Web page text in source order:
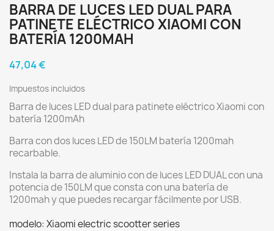
BARRA DE LUCES LED DUAL PARA
PATINETE ELÉCTRICO XIAOMI CON
BATERÍA 1200MAH
47,04 €
Impuestos incluidos
Barra de luces LED dual para patinete eléctrico Xiaomi con
batería 1200mAh
Barra con dos luces LED de 150LM batería 1200mah
recarbable.
Instala la barra de aluminio con de luces LED DUAL con una
potencia de 150LM que consta con una batería de
1200mah y que puedes recargar fácilmente por USB.
modelo: Xiaomi electric scootter series